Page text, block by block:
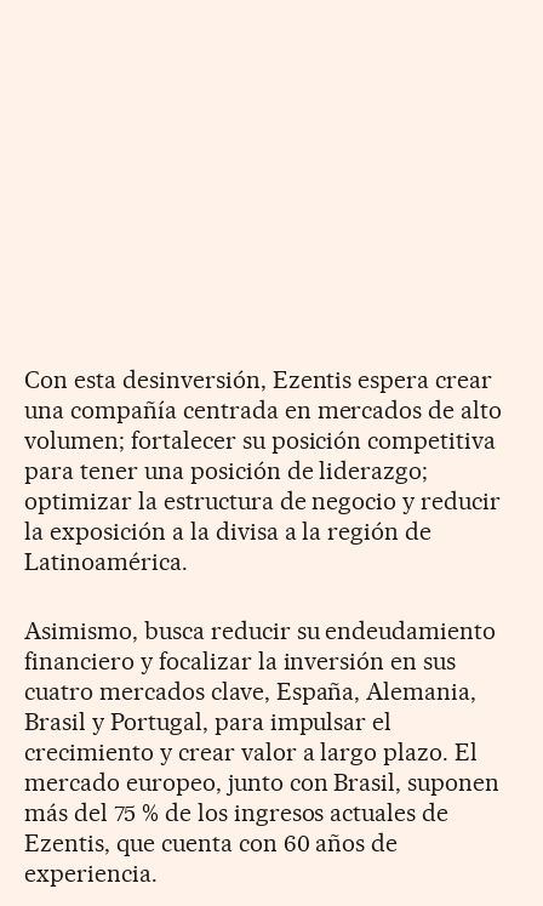
Con esta desinversión, Ezentis espera crear
una compañía centrada en mercados de alto
volumen; fortalecer su posición competitiva
para tener una posición de liderazgo;
optimizar la estructura de negocio y reducir
la exposición a la divisa a la región de
Latinoamérica.
Asimismo, busca reducir su endeudamiento
financiero y focalizar la inversión en sus
cuatro mercados clave, España, Alemania,
Brasil y Portugal, para impulsar el
crecimiento y crear valor a largo plazo. El
mercado europeo, junto con Brasil, suponen
más del 75 % de los ingresos actuales de
Ezentis, que cuenta con 60 años de
experiencia.